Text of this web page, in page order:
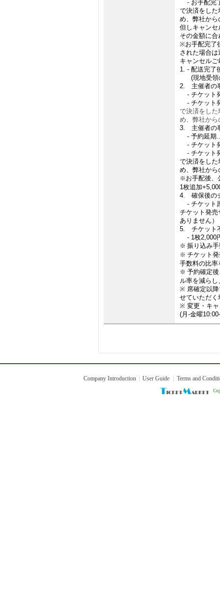
- お手配完
で決済をした
め、弊社から
但しキャンセ
その金額に
※お手配完了
された場合
キャンセル
1. - 配送完了
(現地受領
2. 主催者の
- チケット
- チケット
で決済をした
め、弊社から
3. 主催者の
- 予約延期
- チケット
- チケット
で決済をした
め、弊社から
※お手配後、
1枚追加
4. 確保後の
- チケット
チケット発売
ありません）
5. チケット
- 1枚2,000
※ 振り込み
※ チケット
手数料の比率
※ 予約確定
ル率を減ら
※ 席確定以
せていただく
※ 変更・キ
(月 -金曜
Company Introduction User Guide Terms and